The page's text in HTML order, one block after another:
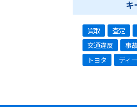
キ
買取 査定
交通違反
事
トヨタ
ディ